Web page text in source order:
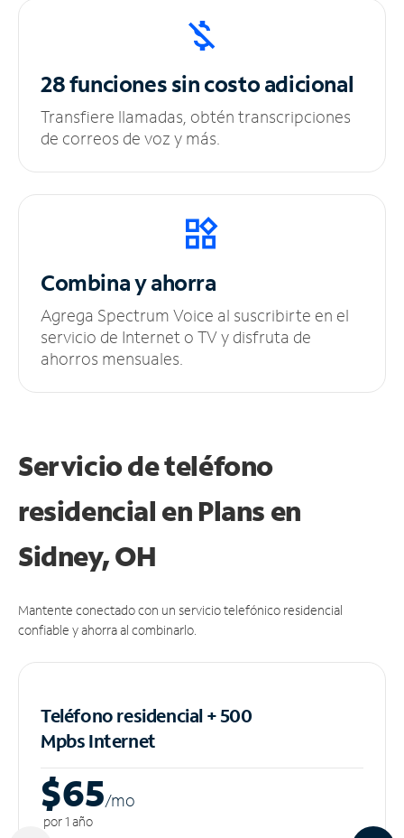
28 funciones sincosto adicional
Transfiere llamadas, obtén transcripciones
de correos de voz y más.
Combina y ahorra
Agrega Spectrum Voice al suscribirte en el
servicio de Internet o TV y disfruta de
ahorros mensuales.
Servicio de teléfono
residencial en Plans en
Sidney, OH
Mantente conectado con un servicio telefónico residencial
confiable y ahorra al combinarlo.
Teléfono residencial + 500
MpbsInternet
$65/mo
por 1 año